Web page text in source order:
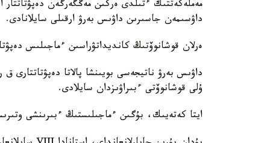
مەملەكەتتىك ءتىلدى ەركىن مەڭگەرگەن دەپۋتاتتار
داۋسىمەن جاسىرىن داۋىس بەرۋ ارقىلى سايلانادى.
ەرلان قوشانوۆتىڭ كانديداتۋراسىن ءماجىلىس
داۋىس بەرۋ ناتيجەسى بويىنشا پالاتا دەپۋتاتتارى
ۇلى قوشانوۆتى ءبىراۋىزدان سايلادى.
ايتا كەتەيىك، بۇگىن ءماجىلىستىڭ ءبىرىنشى